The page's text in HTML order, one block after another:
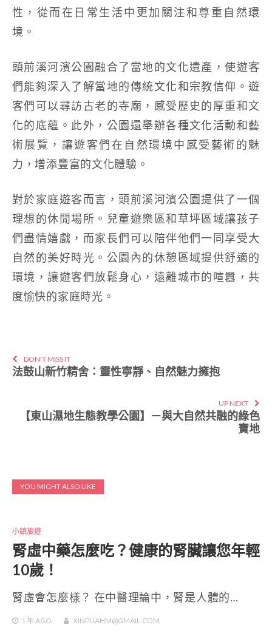
性，從而在日常生活中更加關注和尊重自然環
境。
頭前溪河濱公園融合了當地的文化遺產，使遊客
們能夠深入了解當地的傳統文化和宗教信仰。遊
客們可以尋訪古老的寺廟，感受歷史的厚重和文
化的底蘊。此外，公園還舉辦各種文化活動和藝
術展覽，讓遊客們在自然環境中感受藝術的魅
力，增添豐富的文化體驗。
對於家庭遊客而言，頭前溪河濱公園提供了一個
理想的休閒場所。兒童遊樂區和草坪區域讓孩子
們盡情嬉戲，而家長們可以陪伴他們一同享受大
自然的美好時光。公園內的休憩區域提供舒適的
環境，讓遊客們放鬆身心，遠離城市的喧囂，共
度愉快的家庭時光。
DON'T MISS IT
法鼓山新竹精舍：靈性寧靜、自然魅力擁抱
UP NEXT
【東山濕地生態教學公園】－與大自然共融的綠色
寶地
YOU MIGHT ALSO LIKE
小鎮旅遊
腎虛中藥怎麼吃？健康的腎臟讓您年輕
10歲！
腎虛會怎麼樣？ 在中醫理論中，腎是人體的…
1 年 AGO XINPUAHM@GMAIL.COM